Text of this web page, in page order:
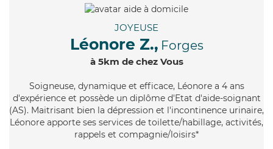
JOYEUSE
Léonore Z., Forges
à 5km de chez Vous
Soigneuse, dynamique et efficace, Léonore a 4 ans
d'expérience et possède un diplôme d'Etat d'aide-soignant
(AS). Maitrisant bien la dépression et l'incontinence urinaire,
Léonore apporte ses services de toilette/habillage, activités,
rappels et compagnie/loisirs*